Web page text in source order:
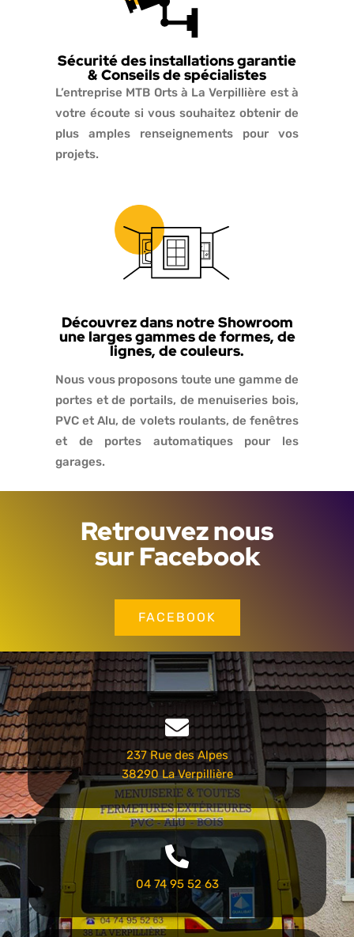
Sécurité des installations garantie
& Conseils de spécialistes
L’entreprise MTB Orts à La Verpillière est à
votre écoute si vous souhaitez obtenir de
plus amples renseignements pour vos
projets.
Découvrez dans notre Showroom
une larges gammes de formes, de
lignes, de couleurs.
Nous vous proposons toute une gamme de
portes et de portails, de menuiseries bois,
PVC et Alu, de volets roulants, de fenêtres
et de portes automatiques pour les
garages.
Retrouvez nous
sur Facebook
FACEBOOK
237 Rue des Alpes
38290 La Verpillière
04 74 95 52 63